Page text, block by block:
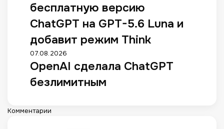
бесплатную версию
ChatGPT на GPT-5.6 Luna и
добавит режим Think
07.08.2026
OpenAI сделала ChatGPT
безлимитным
Комментарии